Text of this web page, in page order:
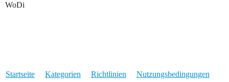
WoDi
Startseite Kategorien Richtlinien Nutzungsbedingungen